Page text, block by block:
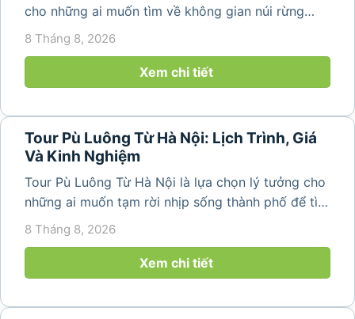
cho những ai muốn tìm về không gian núi rừng
trong lành, ruộng bậc thang xanh mướt và những
bản làng bình yên ngay trong một hành trình ngắn
ngày. Không cần di chuyển...
8 Tháng 8, 2026
Xem chi tiết
Tour Pù Luông Từ Hà Nội: Lịch Trình, Giá
Và Kinh Nghiệm
Tour Pù Luông Từ Hà Nội là lựa chọn lý tưởng cho
những ai muốn tạm rời nhịp sống thành phố để tìm
về không gian núi rừng xanh mát, những bản làng
8 Tháng 8, 2026
Xem chi tiết